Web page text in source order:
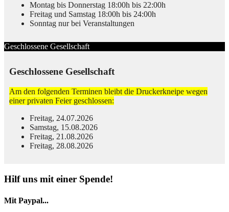
Montag bis Donnerstag 18:00h bis 22:00h
Freitag und Samstag 18:00h bis 24:00h
Sonntag nur bei Veranstaltungen
Geschlossene Gesellschaft
Geschlossene Gesellschaft
Am den folgenden Terminen bleibt die Druckerkneipe wegen
einer privaten Feier geschlossen:
Freitag, 24.07.2026
Samstag, 15.08.2026
Freitag, 21.08.2026
Freitag, 28.08.2026
Hilf uns mit einer Spende!
Mit Paypal...